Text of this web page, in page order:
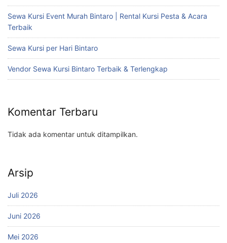
Sewa Kursi Event Murah Bintaro | Rental Kursi Pesta & Acara
Terbaik
Sewa Kursi per Hari Bintaro
Vendor Sewa Kursi Bintaro Terbaik & Terlengkap
Komentar Terbaru
Tidak ada komentar untuk ditampilkan.
Arsip
Juli 2026
Juni 2026
Mei 2026